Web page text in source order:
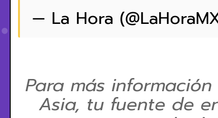
— La Hora
Para más
Asia, tu fuente de